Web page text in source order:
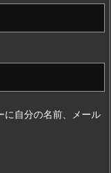
に自分の名前、メール